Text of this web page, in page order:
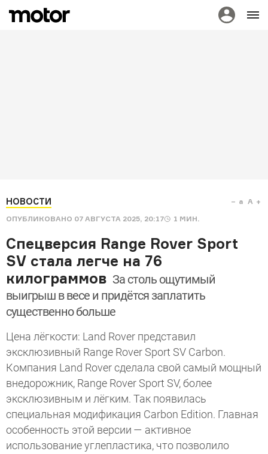
НОВОСТИ
ОПУБЛИКОВАНО 07 АВГУСТА 2025, 20:17 1 МИН.
a A
Спецверсия Range Rover Sport
SV стала легче на 76
килограммов За столь ощутимый
выигрыш в весе и придётся заплатить
существенно больше
Цена лёгкости: Land Rover представил
эксклюзивный Range Rover Sport SV Carbon.
Компания Land Rover сделала свой самый мощный
внедорожник, Range Rover Sport SV, более
эксклюзивным и лёгким. Так появилась
специальная модификация Carbon Edition. Главная
особенность этой версии — активное
использование углепластика, что позволило